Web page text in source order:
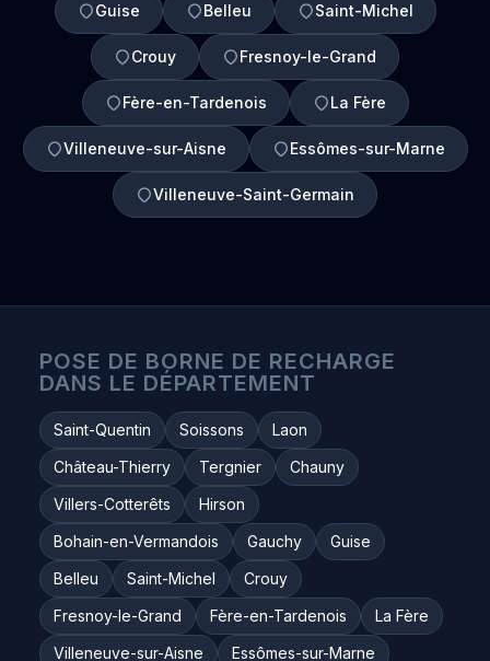
Guise Belleu Saint-Michel
Crouy Fresnoy-le-Grand
Fère-en-Tardenois La Fère
Villeneuve-sur-Aisne Essômes-sur-Marne
Villeneuve-Saint-Germain
POSE DE BORNE DE RECHARGE
DANS LE DÉPARTEMENT
Saint-Quentin Soissons
Laon
Château-Thierry
Tergnier
Chauny
Villers-Cotterêts
Hirson
Bohain-en-Vermandois
Gauchy
Guise
Belleu
Saint-Michel
Crouy
Fresnoy-le-Grand
Fère-en-Tardenois
La Fère
Villeneuve-sur-Aisne
Essômes-sur-Marne